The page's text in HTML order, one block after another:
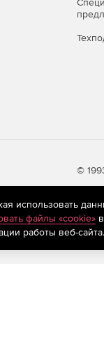
©
относящихся к
использовать
файлы «cookie»в
работы веб-сайта.